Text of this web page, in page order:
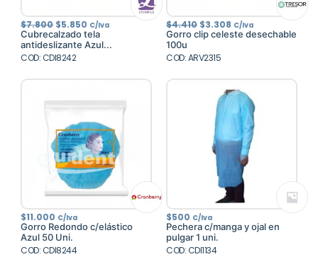
$7.800 El
precio
original
era:
$7.800.
$5.850 El
precio
actual
es:
C/Iva
Cubrecalzado tela
antideslizante Azul...
COD: CDI8242
$4.410 El
precio
original
$4.410.
$3.308 El
precio
actual
C/Iva
Gorro clip celeste desechable
100u
COD: ARV2315
$11.000 C/Iva
Gorro Redondo c/elástico
Azul 50 Uni.
COD: CDI8244
$500 C/Iva
Pechera c/manga y ojal en
pulgar 1 uni.
COD: CDI1134